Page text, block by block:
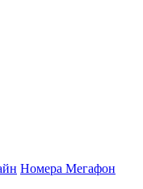
Номера Мегафон